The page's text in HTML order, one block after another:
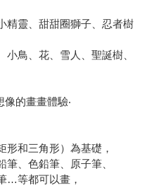
精靈、甜甜圈獅子、忍者樹
鳥、花、雪人、聖誕樹、
像的畫畫體驗‧
形和三角形）為基礎，
、色鉛筆、原子筆、
…等都可以畫，